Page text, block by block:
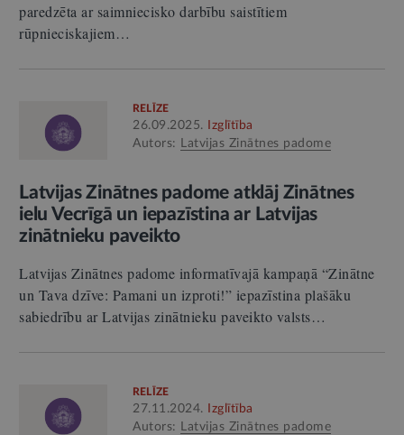
paredzēta ar saimniecisko darbību saistītiem
rūpnieciskajiem…
RELĪZE
26.09.2025.
Izglītība
Autors:
Latvijas Zinātnes padome
Latvijas Zinātnes padome atklāj Zinātnes
ielu Vecrīgā un iepazīstina ar Latvijas
zinātnieku paveikto
Latvijas Zinātnes padome informatīvajā kampaņā “Zinātne
un Tava dzīve: Pamani un izproti!” iepazīstina plašāku
sabiedrību ar Latvijas zinātnieku paveikto valsts…
RELĪZE
27.11.2024.
Izglītība
Autors:
Latvijas Zinātnes padome